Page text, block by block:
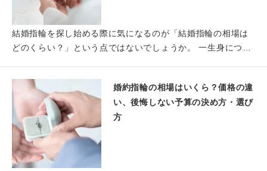
結婚指輪を探し始める際に気になるのが「結婚指輪の相場は
どのくらい？」という点ではないでしょうか。 一生身につけ
婚約指輪の相場はいくら？価格の違
い、後悔しない予算の決め方・選び
方